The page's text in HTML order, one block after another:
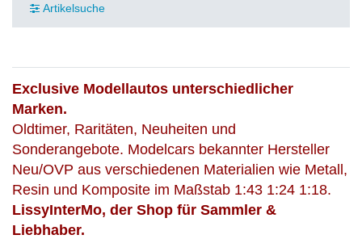
Artikelsuche
Exclusive Modellautos unterschiedlicher
Marken.
Oldtimer, Raritäten, Neuheiten und
Sonderangebote. Modelcars bekannter Hersteller
Neu/OVP aus verschiedenen Materialien wie Metall,
Resin und Komposite im Maßstab 1:43 1:24 1:18.
LissyInterMo, der Shop für Sammler &
Liebhaber.